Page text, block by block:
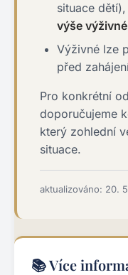
situace
výše
Výživné lze
před
Pro konkrétní
doporučujeme
který zohlední
situace.
aktualizováno: 20.
📚 Více